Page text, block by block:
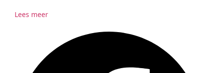
Lees meer